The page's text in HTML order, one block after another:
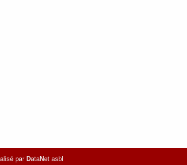
par DataNet asbl